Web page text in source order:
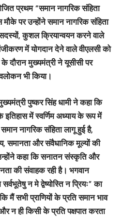
प्रथम “समान नागरिक संहिता
पर उन्होंने समान नागरिक संहिता
कुशल क्रियान्वयन करने वाले
में योगदान देने वाले वीएलसी को
दौरान मुख्यमंत्री ने यूसीसी पर
भी किया।
पुष्कर सिंह धामी ने कहा कि
में स्वर्णिम अध्याय के रूप में
नागरिक संहिता लागू हुई है,
समानता और संवैधानिक मूल्यों की
कहा कि सनातन संस्कृति और
की संवाहक रही है। भगवान
न मे द्वेष्योस्ति न प्रियः” का
मैं सभी प्राणियों के प्रति समान भाव
न ही किसी के प्रति पक्षपात करता